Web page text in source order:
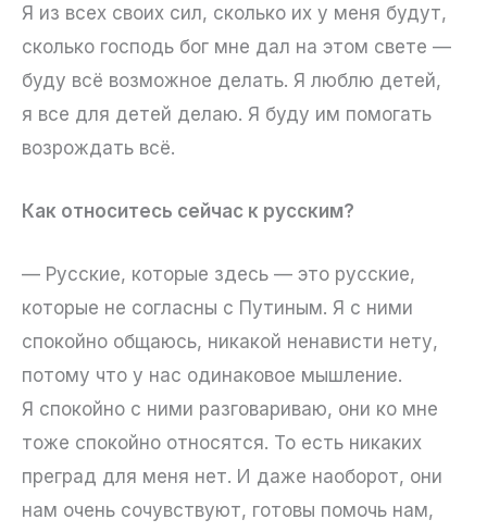
Я из всех своих сил, сколько их у меня будут,
сколько господь бог мне дал на этом свете —
буду всё возможное делать. Я люблю детей,
я все для детей делаю. Я буду им помогать
возрождать всё.
Как относитесь сейчас к русским?
— Русские, которые здесь — это русские,
которые не согласны с Путиным. Я с ними
спокойно общаюсь, никакой ненависти нету,
потому что у нас одинаковое мышление.
Я спокойно с ними разговариваю, они ко мне
тоже спокойно относятся. То есть никаких
преград для меня нет. И даже наоборот, они
нам очень сочувствуют, готовы помочь нам,